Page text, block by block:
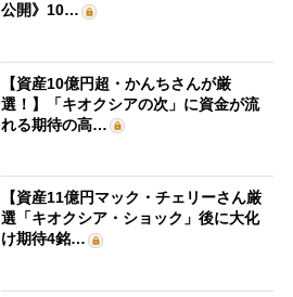
公開》10…
【資産10億円超・かんちさんが厳
選！】「キオクシアの次」に資金が流
れる期待の高…
【資産11億円マック・チェリーさん厳
選「キオクシア・ショック」後に大化
け期待4銘…